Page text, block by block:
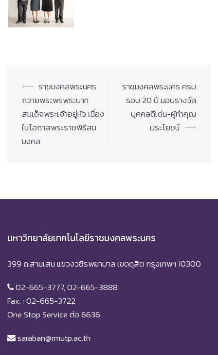
Post
navigation
⟵ ราชมงคลพระนคร
ถวายพระพรพระบาท
สมเด็จพระเจ้าอยู่หัว เนื่อง
ในโอกาสพระราชพิธีสม
มงคล
ราชมงคลพระนคร ครบ
รอบ 20 ปี มอบรางวัล
บุคคลดีเด่น-ผู้ทำคุณ
ประโยชน์ ⟶
มหาวิทยาลัยเทคโนโลยีราชมงคลพระนคร
399 ถ.สามเสน แขวงวชิรพยาบาล เขตดุสิต กรุงเทพฯ 10300
02-665-3777, 02-665-3888
Fax. : 02-665-3722
One Stop Service ต่อ 6636
saraban@rmutp.ac.th